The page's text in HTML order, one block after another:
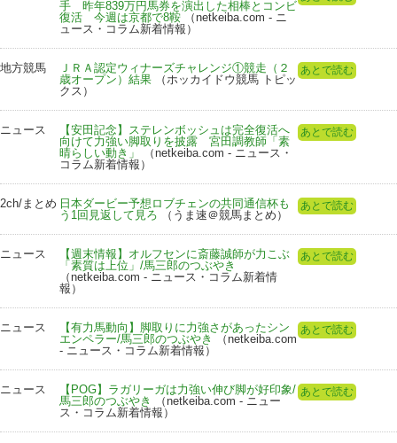
手 昨年839万円馬券を演出した相棒とコンビ
復活 今週は京都で8鞍 （netkeiba.com - ニ
ュース・コラム新着情報）
地方競馬
ＪＲＡ認定ウィナーズチャレンジ①競走（２
歳オープン）結果 （ホッカイドウ競馬 トピッ
クス）
あとで読む
ニュース
【安田記念】ステレンボッシュは完全復活へ
向けて力強い脚取りを披露 宮田調教師「素
晴らしい動き」
（netkeiba.com - ニュース・
コラム新着情報）
あとで読む
2ch/まとめ 日本ダービー予想ロブチェンの共同通信杯も
う1回見返して見ろ （うま速＠競馬まとめ）
あとで読む
ニュース
【週末情報】オルフセンに斎藤誠師が力こぶ
「素質は上位」/馬三郎のつぶやき
（netkeiba.com - ニュース・コラム新着情
報）
あとで読む
ニュース
【有力馬動向】脚取りに力強さがあったシン
エンペラー/馬三郎のつぶやき
（netkeiba.com
- ニュース・コラム新着情報）
あとで読む
ニュース
【POG】ラガリーガは力強い伸び脚が好印象/
馬三郎のつぶやき
（netkeiba.com - ニュー
ス・コラム新着情報）
あとで読む